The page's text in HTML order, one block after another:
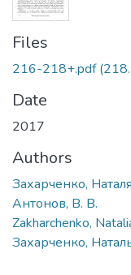
Files
216-218+.pdf
Date
2017
Authors
Захарченко,
Антонов, В. В.
Zakharchenko,
Захарченко,